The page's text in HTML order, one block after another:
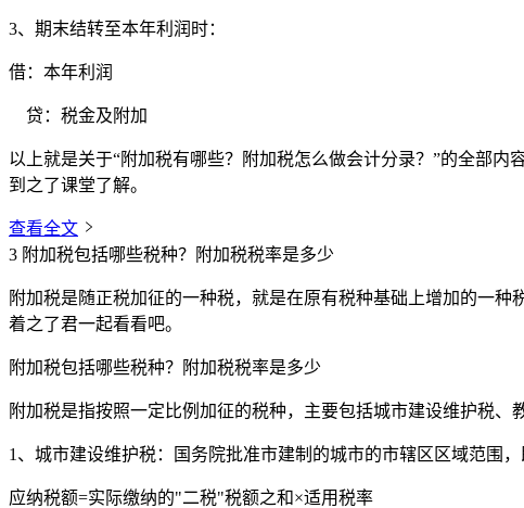
3、期末结转至本年利润时：
借：本年利润
贷：税金及附加
以上就是关于“附加税有哪些？附加税怎么做会计分录？”的全部
到之了课堂了解。
查看全文
3 附加税包括哪些税种？附加税税率是多少
附加税是随正税加征的一种税，就是在原有税种基础上增加的一
着之了君一起看看吧。
附加税包括哪些税种？附加税税率是多少
附加税是指按照一定比例加征的税种，主要包括城市建设维护税、
1、城市建设维护税：国务院批准市建制的城市的市辖区区域范围
应纳税额=实际缴纳的"二税"税额之和×适用税率